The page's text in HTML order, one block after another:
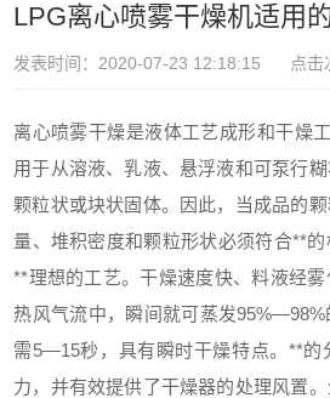
LPG离心喷雾干燥机适用
发表时间：2020-07-23 12:18:15 点击
离心喷雾干燥是液体工艺成形和干燥
用于从溶液、乳液、悬浮液和可泵行糊
颗粒状或块状固体。因此，当成品的
量、堆积密度和颗粒形状必须符合**
**理想的工艺。干燥速度快、料液经
热风气流中，瞬间就可蒸发
需5—15秒，具有瞬时干燥特点。**的
力，并有效提供了干燥器的处理风置